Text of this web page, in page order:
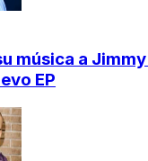
música a
EP